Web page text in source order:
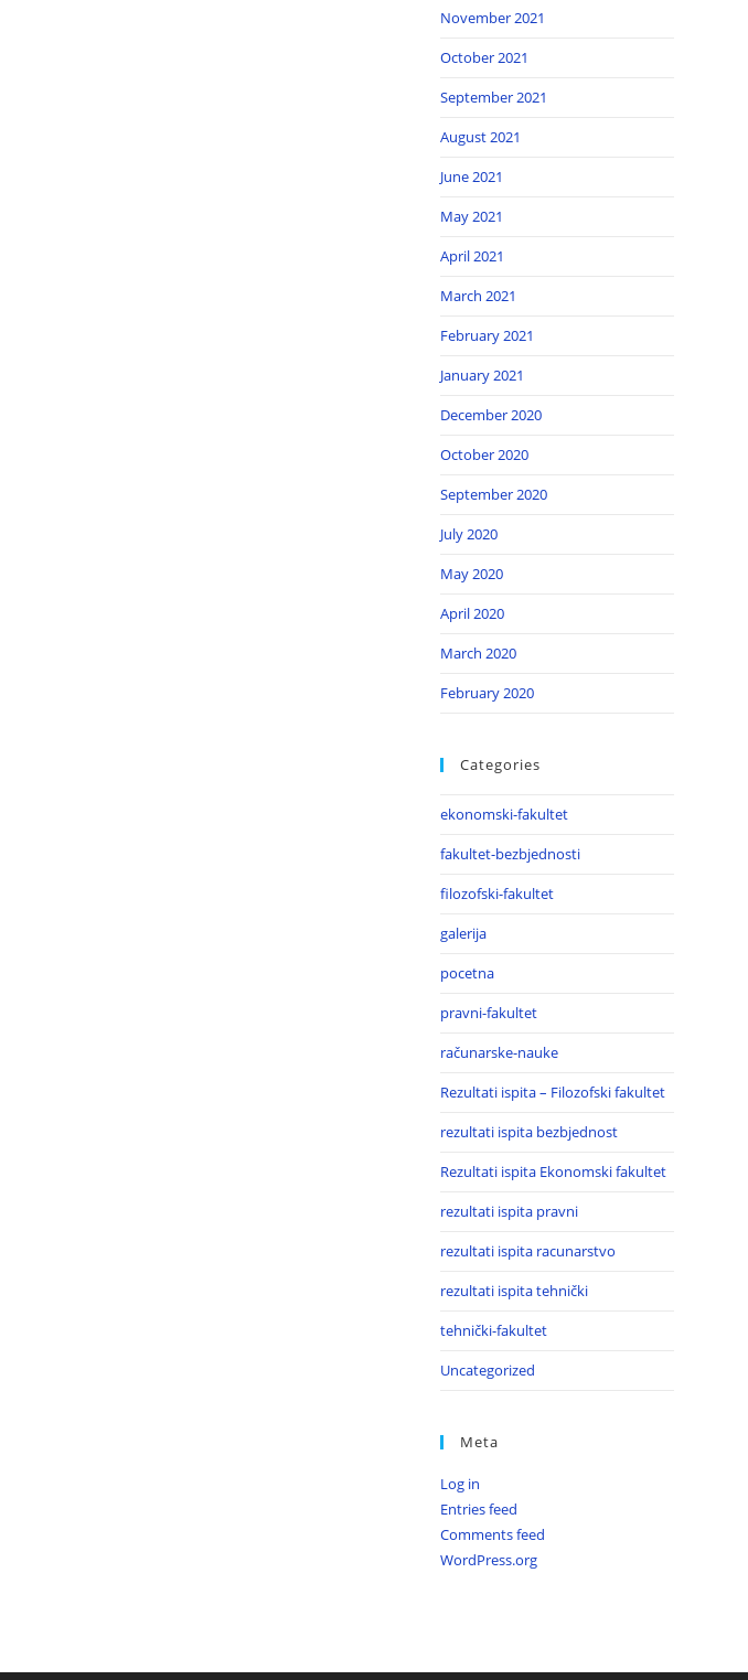
November 2021
October 2021
September 2021
August 2021
June 2021
May 2021
April 2021
March 2021
February 2021
January 2021
December 2020
October 2020
September 2020
July 2020
May 2020
April 2020
March 2020
February 2020
Categories
ekonomski-fakultet
fakultet-bezbjednosti
filozofski-fakultet
galerija
pocetna
pravni-fakultet
računarske-nauke
Rezultati ispita – Filozofski fakultet
rezultati ispita bezbjednost
Rezultati ispita Ekonomski fakultet
rezultati ispita pravni
rezultati ispita racunarstvo
rezultati ispita tehnički
tehnički-fakultet
Uncategorized
Meta
Log in
Entries feed
Comments feed
WordPress.org